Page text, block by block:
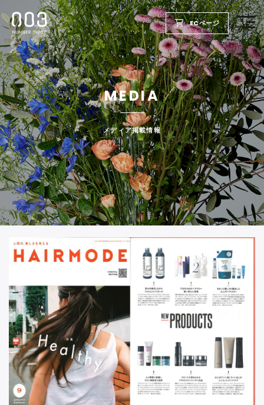
ECページ
MEDIA
メディア掲載情報
TOP
PRODUCTS
WELLBEING REPORT
FOR SALON
COMPANY
RECRUIT
CONTACT